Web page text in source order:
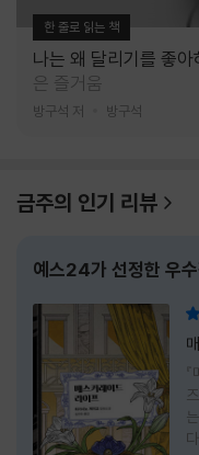
한 줄로 읽는 책
나는 왜 달리기를 좋아
은 즐거움
방구석 저 방구석
금주의 인기 리뷰
예스24가 선정한 우
즈